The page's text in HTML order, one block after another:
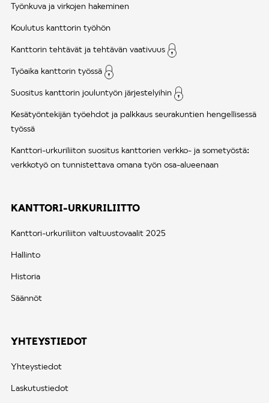
Työnkuva ja virkojen hakeminen
Koulutus kanttorin työhön
Kanttorin tehtävät ja tehtävän vaativuus
Työaika kanttorin työssä
Suositus kanttorin jouluntyön järjestelyihin
Kesätyöntekijän työehdot ja palkkaus seurakuntien hengellisessä
työssä
Kanttori-urkuriliiton suositus kanttorien verkko- ja sometyöstä:
verkkotyö on tunnistettava omana työn osa-alueenaan
KANTTORI-URKURILIITTO
Kanttori-urkuriliiton valtuustovaalit 2025
Hallinto
Historia
Säännöt
YHTEYSTIEDOT
Yhteystiedot
Laskutustiedot